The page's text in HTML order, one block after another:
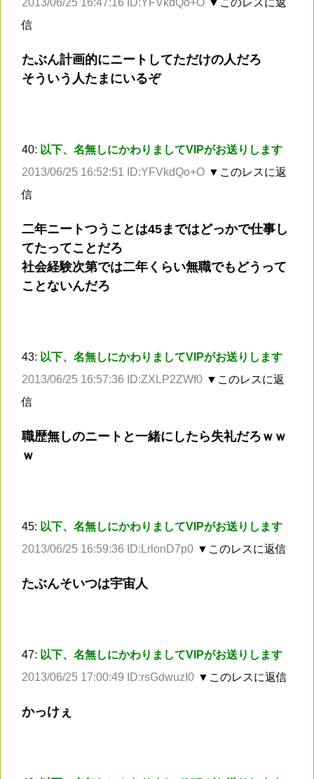
信
たぶん計画的にニートしてただけの人だろ
そういう人たまにいるぞ
40: 以下、名無しにかわりましてVIPがお送りします
2013/06/25 16:52:51 ID:YFVkdQo+O ▼このレスに返
信
二年ニートつうことは45まではどっかで仕事し
てたってことだろ
社会経験次第では二年くらい無職でもどうって
ことないんだろ
43: 以下、名無しにかわりましてVIPがお送りします
2013/06/25 16:57:36 ID:ZXLP2ZWf0 ▼このレスに返
信
職歴無しのニートと一緒にしたら失礼だろｗｗ
ｗ
45: 以下、名無しにかわりましてVIPがお送りします
2013/06/25 16:59:36 ID:LrlonD7p0 ▼このレスに返信
たぶんそいつは宇宙人
47: 以下、名無しにかわりましてVIPがお送りします
2013/06/25 17:00:49 ID:rsGdwuzI0 ▼このレスに返信
かっけぇ